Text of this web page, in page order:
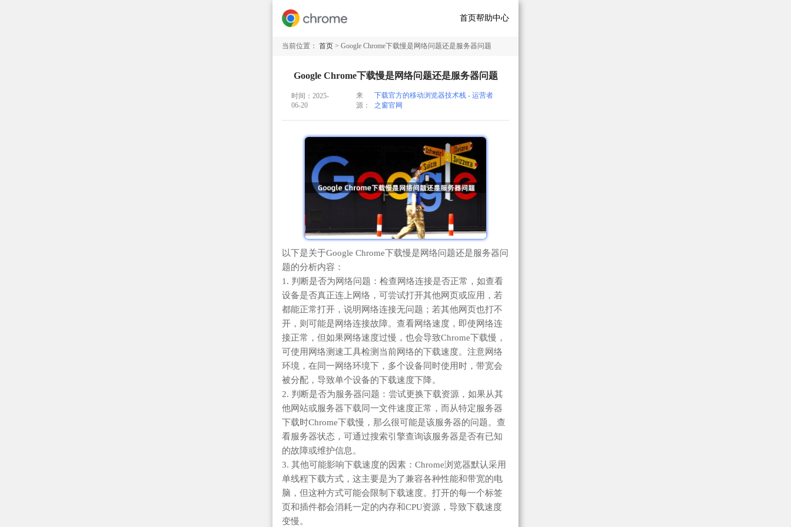
首页帮助中心
当前位置： 首页 > Google Chrome下载慢是网络问题还是服务器问题
Google Chrome下载慢是网络问题还是服务器问题
时间：2025-
06-20
来
源：
下载官方的移动浏览器技术栈 - 运营者
之窗官网
以下是关于Google Chrome下载慢是网络问题还是服务器问
题的分析内容：
1. 判断是否为网络问题：检查网络连接是否正常，如查看
设备是否真正连上网络，可尝试打开其他网页或应用，若
都能正常打开，说明网络连接无问题；若其他网页也打不
开，则可能是网络连接故障。查看网络速度，即使网络连
接正常，但如果网络速度过慢，也会导致Chrome下载慢，
可使用网络测速工具检测当前网络的下载速度。注意网络
环境，在同一网络环境下，多个设备同时使用时，带宽会
被分配，导致单个设备的下载速度下降。
2. 判断是否为服务器问题：尝试更换下载资源，如果从其
他网站或服务器下载同一文件速度正常，而从特定服务器
下载时Chrome下载慢，那么很可能是该服务器的问题。查
看服务器状态，可通过搜索引擎查询该服务器是否有已知
的故障或维护信息。
3. 其他可能影响下载速度的因素：Chrome浏览器默认采用
单线程下载方式，这主要是为了兼容各种性能和带宽的电
脑，但这种方式可能会限制下载速度。打开的每一个标签
页和插件都会消耗一定的内存和CPU资源，导致下载速度
变慢。